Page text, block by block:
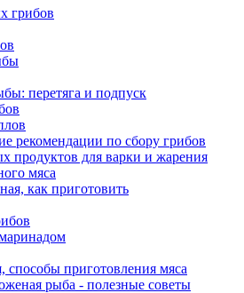
грибов
перетяга и подпуск
рекомендации по сбору грибов
продуктов для варки и жарения
мяса
как приготовить
способы приготовления мяса
рыба - полезные советы